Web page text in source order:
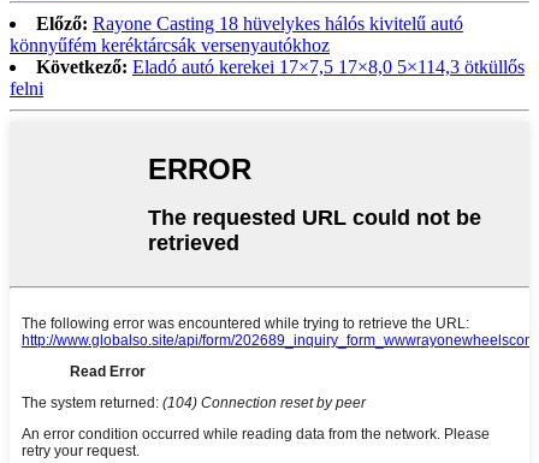
Előző: Rayone Casting 18 hüvelykes hálós kivitelű autó
könnyűfém keréktárcsák versenyautókhoz
Következő: Eladó autó kerekei 17×7,5 17×8,0 5×114,3 ötküllős
felni